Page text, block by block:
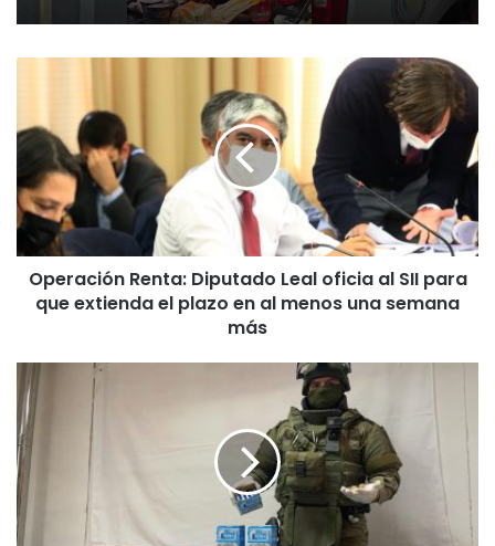
r
c
i
ó
n
D
i
p
u
t
a
Operación Renta: Diputado Leal oficia al SII para
que extienda el plazo en al menos una semana
más
a
r
a
b
i
n
e